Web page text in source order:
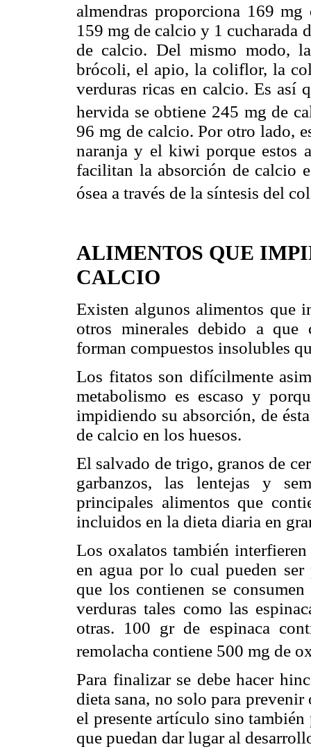
almendras proporciona 169
159 mg de calcio y 1 cucharada
de calcio. Del mismo modo,
brócoli, el apio, la coliflor, la
verduras ricas en calcio. Es así
hervida se obtiene 245 mg de
96 mg de calcio. Por otro lado,
naranja y el kiwi porque estos
facilitan la absorción de calcio
ósea a través de la síntesis del
ALIMENTOS QUE
CALCIO
Existen algunos alimentos que
otros minerales debido a que
forman compuestos insolubles
Los fitatos son difícilmente
metabolismo es escaso y
impidiendo su absorción, de
de calcio en los huesos.
El salvado de trigo, granos de
garbanzos, las lentejas y
principales alimentos que
incluidos en la dieta diaria en
Los oxalatos también
en agua por lo cual pueden
que los contienen se
verduras tales como las
otras. 100 gr de espinaca
remolacha contiene 500 mg de
Para finalizar se debe hacer
dieta sana, no solo para
el presente artículo sino
que puedan dar lugar al